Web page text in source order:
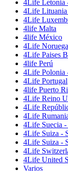
4Life Letonia
4Life
4Life
4life Malta
4life México
4Life
4Life Paises
4life Perú
4Life Polonia
4Life Portugal
4life Puerto
4Life Reino
4Life
4Life
4Life Suecia -
4Life Suiza -
4Life Suiza -
4Life
4Life United
Varios